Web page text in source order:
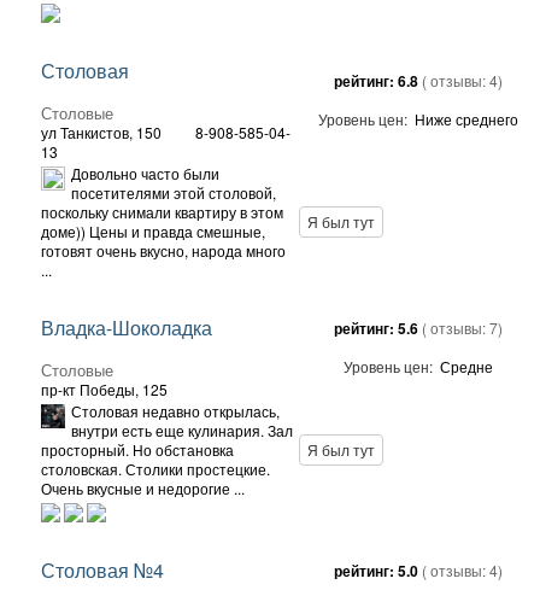
Столовая
Столовые
ул Танкистов, 150
8-908-585-04-
13
рейтинг: 6.8 ( отзывы:4)
Уровень цен: Ниже среднего
Довольно часто были
посетителями этой столовой,
поскольку снимали квартиру в этом
доме)) Цены и правда смешные,
готовят очень вкусно, народа много
...
Я был тут
Владка-Шоколадка
Столовые
пр-кт Победы, 125
рейтинг: 5.6 ( отзывы:7)
Уровень цен: Средне
Столовая недавно открылась,
внутри есть еще кулинария. Зал
просторный. Но обстановка
столовская. Столики простецкие.
Очень вкусные и недорогие ...
Я был тут
Столовая №4 рейтинг: 5.0 ( отзывы:4)